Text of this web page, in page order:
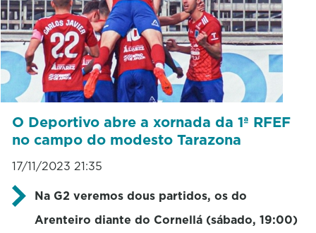
O Deportivo abre a xornada da 1ª RFEF
no campo do modesto Tarazona
17/11/2023 21:35
Na G2 veremos dous partidos, os do
Arenteiro diante do Cornellá (sábado, 19:00)